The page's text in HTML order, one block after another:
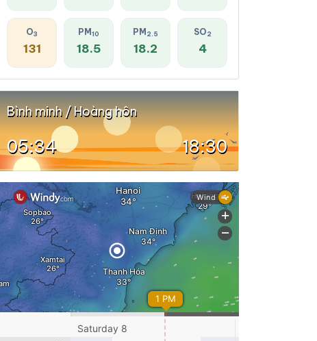
O3
131
PM 10
18.5
PM 2.5
18.2
SO2
4
Bình minh / Hoàng hôn
05:34 18:30